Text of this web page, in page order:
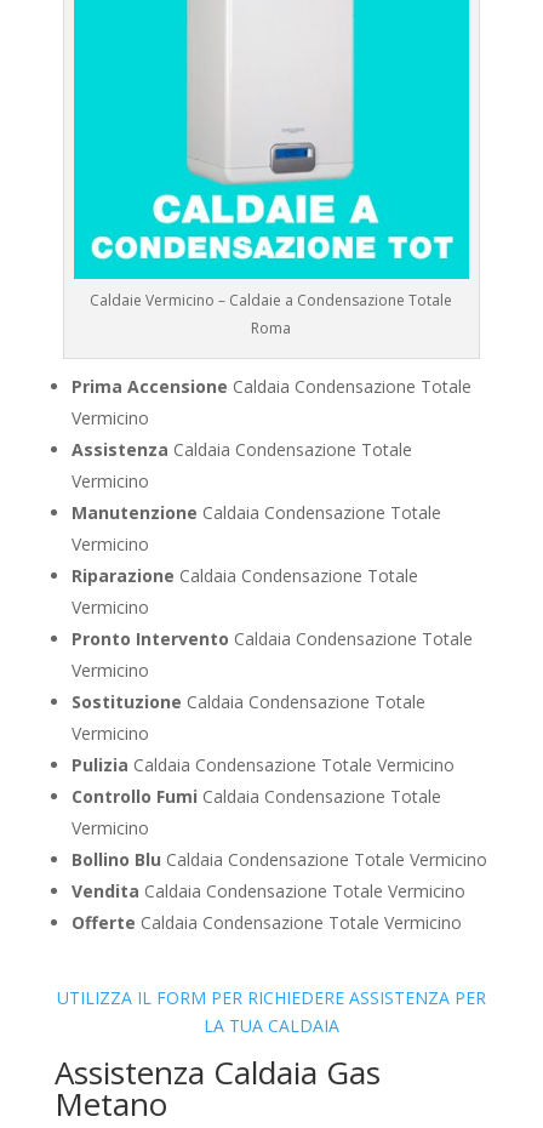
Caldaie Vermicino – Caldaie a Condensazione Totale
Roma
Prima Accensione Caldaia Condensazione Totale
Vermicino
Assistenza Caldaia Condensazione Totale
Vermicino
Manutenzione Caldaia Condensazione Totale
Vermicino
Riparazione Caldaia Condensazione Totale
Vermicino
Pronto Intervento Caldaia Condensazione Totale
Vermicino
Sostituzione Caldaia Condensazione Totale
Vermicino
Pulizia Caldaia Condensazione Totale Vermicino
Controllo Fumi Caldaia Condensazione Totale
Vermicino
Bollino Blu Caldaia Condensazione Totale Vermicino
Vendita Caldaia Condensazione Totale Vermicino
Offerte Caldaia Condensazione Totale Vermicino
UTILIZZA IL FORM PER RICHIEDERE ASSISTENZA PER
LA TUA CALDAIA
Assistenza Caldaia Gas
Metano